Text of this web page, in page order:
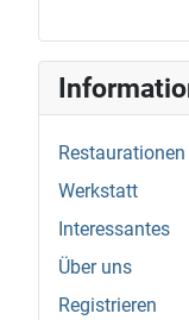
Restaurationen
Werkstatt
Interessantes
Über uns
Registrieren